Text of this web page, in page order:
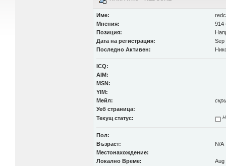
Име:
Мнения:
914
Позиция:
Дата на регистрация:
Sep
Последно Активен:
ICQ:
AIM:
MSN:
YIM:
Мейл:
Уеб страница:
Текущ статус:
Пол:
Възраст:
N/A
Местонахождение:
Локално Време:
Aug